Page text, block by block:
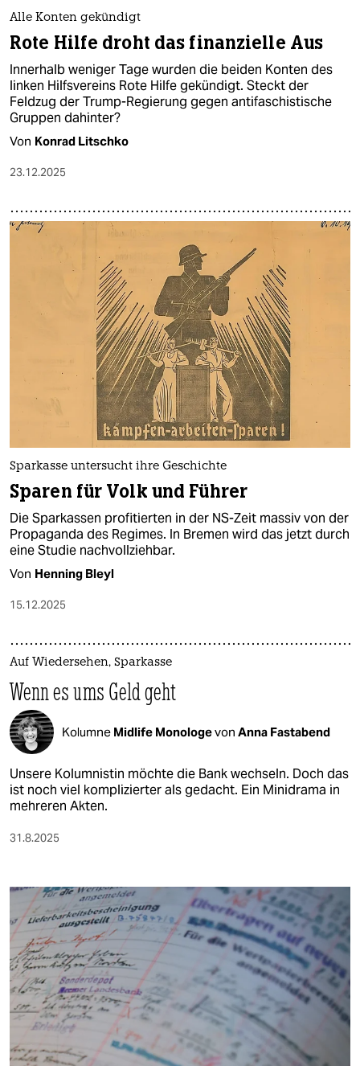
Alle Konten gekündigt
Rote Hilfe droht das finanzielle Aus
Innerhalb weniger Tage wurden die beiden Konten des
linken Hilfsvereins Rote Hilfe gekündigt. Steckt der
Feldzug der Trump-Regierung gegen antifaschistische
Gruppen dahinter?
Von Konrad Litschko
23.12.2025
Sparkasse untersucht ihre Geschichte
Sparen für Volk und Führer
Die Sparkassen profitierten in der NS-Zeit massiv von der
Propaganda des Regimes. In Bremen wird das jetzt durch
eine Studie nachvollziehbar.
Von Henning Bleyl
15.12.2025
Auf Wiedersehen, Sparkasse
Wenn es ums Geld geht
Kolumne Midlife Monologevon Anna Fastabend
Unsere Kolumnistin möchte die Bank wechseln. Doch das
ist noch viel komplizierter als gedacht. Ein Minidrama in
mehreren Akten.
31.8.2025